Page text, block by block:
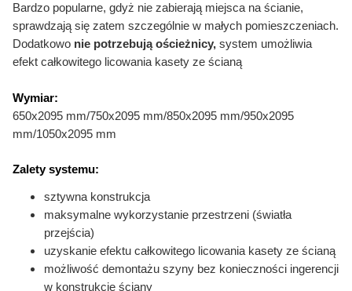
Bardzo popularne, gdyż nie zabierają miejsca na ścianie,
sprawdzają się zatem szczególnie w małych pomieszczeniach.
Dodatkowo nie potrzebują ościeżnicy, system umożliwia
efekt całkowitego licowania kasety ze ścianą
Wymiar:
650x2095 mm/750x2095 mm/850x2095 mm/950x2095
mm/1050x2095 mm
Zalety systemu:
sztywna konstrukcja
maksymalne wykorzystanie przestrzeni (światła
przejścia)
uzyskanie efektu całkowitego licowania kasety ze ścianą
możliwość demontażu szyny bez konieczności ingerencji
w konstrukcję ściany